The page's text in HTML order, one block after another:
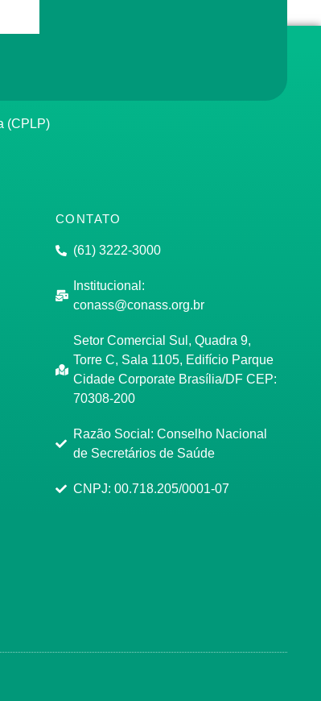
(CPLP)
CONTATO
(61) 3222-3000
Institucional:
conass@conass.org.br
Setor Comercial Sul, Quadra 9,
Torre C, Sala 1105, Edifício Parque
Cidade Corporate Brasília/DF CEP:
70308-200
Razão Social: Conselho Nacional
de Secretários de Saúde
CNPJ: 00.718.205/0001-07